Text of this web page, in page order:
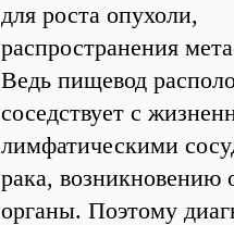
для роста опухоли,
распространения
Ведь пищевод
соседствует с
лимфатическими
рака, возникновению
органы. Поэтому